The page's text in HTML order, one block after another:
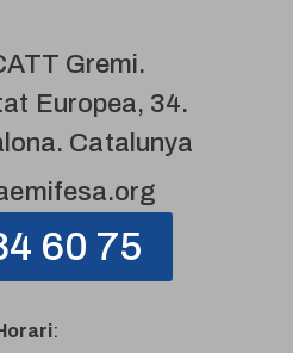
Gremi.
Europea, 34.
Catalunya
60 75
: